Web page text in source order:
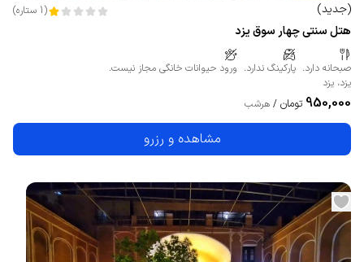
(جدید)
(
1 ستاره)
هتل سنتی چهار سوق یزد
صبحانه دارد. پارکینگ ندارد. ورود حیوانات خانگی مجاز نیست.
یزد، یزد
950,000 تومان / هرشب
مشاهده و رزرو